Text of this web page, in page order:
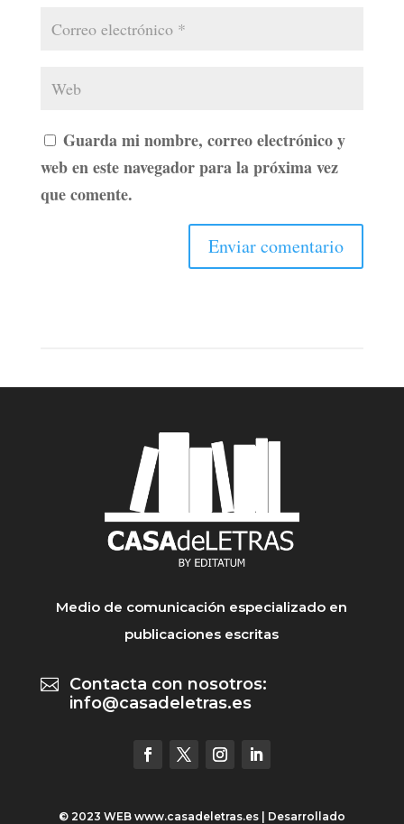
Guarda mi nombre, correo electrónico y
web en este navegador para la próxima vez
que comente.
Medio de comunicación especializado en
publicaciones escritas

Contacta con nosotros:
info@casadeletras.es
© 2023 WEB www.casadeletras.es| Desarrollado